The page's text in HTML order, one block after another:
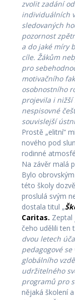
zvolit zadání
individuálních
sledovaných
pozornost
a do jaké míry
cíle. Žákům
pro
motivačního
osobnostního
projevila i nižší
nespisovné
souvislejší
Prostě „elitní“
nového pod
rodinné
Na závěr malá
Bylo
této školy
proslulá svým
dostala titul „
Caritas. Zeptal
čeho udělili ten
dvou letech
pedagogové
globálního
udržitelného
programů pro
nějaká školení